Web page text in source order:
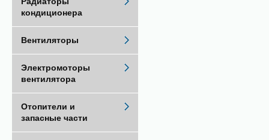
кондиционера
Вентиляторы
Электромоторы
вентилятора
Отопители и
запасные части